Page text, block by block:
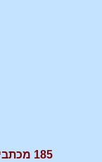
185 מכתבים ומחשבות מנחות שניתנו בתאריכים 17.2.1924 עד ל-12.4.1925